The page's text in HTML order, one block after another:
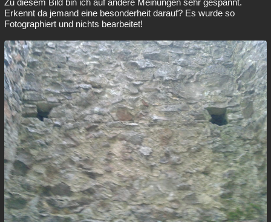
Zu diesem Bild bin ich auf andere Meinungen sehr gespannt.
Erkennt da jemand eine besonderheit darauf? Es wurde so
Fotographiert und nichts bearbeitet!